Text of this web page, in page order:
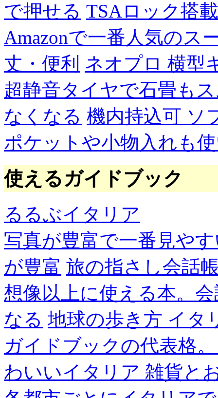
で押せる TSAロック搭
Amazonで一番人気のス
丈・便利 ネオプロ 横型
超静音タイヤで石畳も
なくなる 機内持込可 ソ
ポケットや小物入れも
使えるガイドブック
るるぶイタリア
写真が豊富で一番見や
が豊富 旅の指さし会話
想像以上に使える本。
なる 地球の歩き方 イタ
ガイドブックの代表格
わいいイタリア 雑貨と